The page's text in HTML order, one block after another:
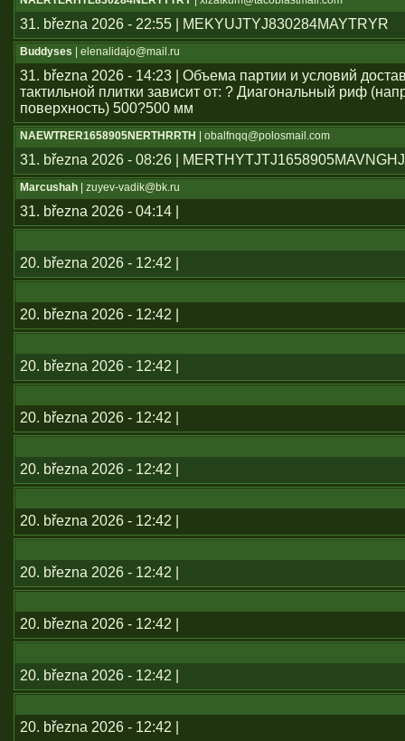
31. března 2026 - 22:55 | MEKYUJTYJ830284MAYTRYR
Buddyses | elenalidajo@mail.ru
31. března 2026 - 14:23 | Объема партии и условий
тактильной плитки зависит от: ? Диагональный риф
поверхность) 500?500 мм
NAEWTRER1658905NERTHRRTH | obalfnqq@polosmail.com
31. března 2026 - 08:26 |
Marcushah | zuyev-vadik@bk.ru
31. března 2026 - 04:14 |
20. března 2026 - 12:42 |
20. března 2026 - 12:42 |
20. března 2026 - 12:42 |
20. března 2026 - 12:42 |
20. března 2026 - 12:42 |
20. března 2026 - 12:42 |
20. března 2026 - 12:42 |
20. března 2026 - 12:42 |
20. března 2026 - 12:42 |
20. března 2026 - 12:42 |